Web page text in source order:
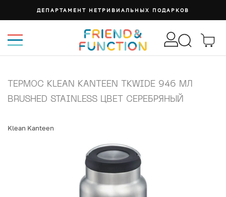
ДЕПАРТАМЕНТ НЕТРИВИАЛЬНЫХ ПОДАРКОВ
ТЕРМОС KLEAN KANTEEN TKWIDE 946 МЛ
BRUSHED STAINLESS ЦВЕТ СЕРЕБРЯНЫЙ
Klean Kanteen